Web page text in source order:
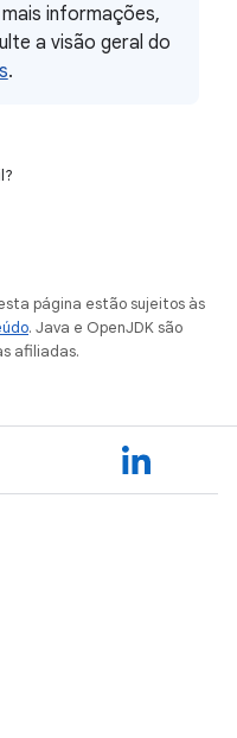
informações,
a visão geral do
.
página estão sujeitos às
. Java e OpenJDK são
afiliadas.